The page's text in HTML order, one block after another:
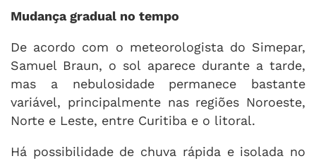
Mudança gradual no tempo
De acordo com o meteorologista do Simepar,
Samuel Braun, o sol aparece durante a tarde,
mas a nebulosidade permanece bastante
variável, principalmente nas regiões Noroeste,
Norte e Leste, entre Curitiba e o litoral.
Há possibilidade de chuva rápida e isolada no